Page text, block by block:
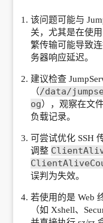
该问题可能与
关，尤其是在使
繁传输可能导致
务器响应延迟。
建议检查
（/data/
og），观察在文
负载记录。
可尝试优化 SSH
调整
误判为失效。
若使用的是 Web
（如 Xshell、